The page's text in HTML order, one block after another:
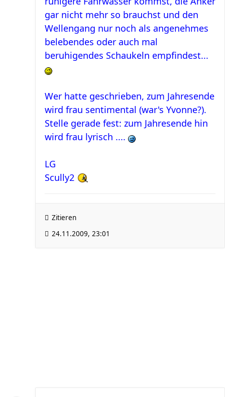
gar nicht mehr so brauchst und den
Wellengang nur noch als angenehmes
belebendes oder auch mal
beruhigendes Schaukeln empfindest...
Wer hatte geschrieben, zum Jahresende
wird frau sentimental (war's Yvonne?).
Stelle gerade fest: zum Jahresende hin
wird frau lyrisch ....
LG
Scully2
Zitieren
24.11.2009, 23:01